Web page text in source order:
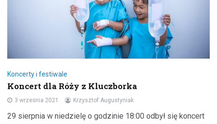
Koncerty i festiwale
Koncert dla Róży z Kluczborka
3 września 2021 Krzysztof Augustyniak
29 sierpnia w niedzielę o godzinie 18:00 odbył się koncert